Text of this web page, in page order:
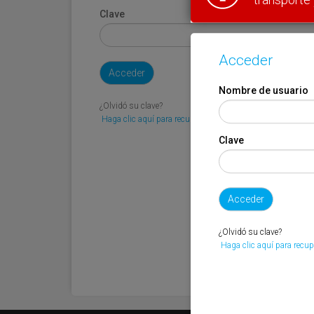
Clave
¿Olvidó su clave?
Haga clic aquí para recuperarla.
Acceder
Nombre de usuario
Clave
¿Olvidó su clave?
Haga clic aquí para